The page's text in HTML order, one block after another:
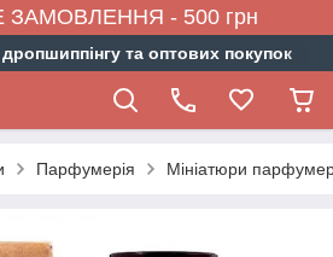
ЗАМОВЛЕННЯ - 500 грн
та оптових покупок
Парфумерія Мініатюри